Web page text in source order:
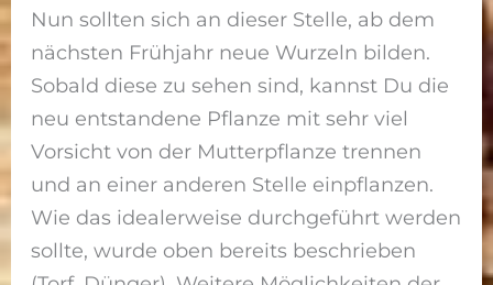
Nun sollten sich an dieser Stelle, ab dem
nächsten Frühjahr neue Wurzeln bilden.
Sobald diese zu sehen sind, kannst Du die
neu entstandene Pflanze mit sehr viel
Vorsicht von der Mutterpflanze trennen
und an einer anderen Stelle einpflanzen.
Wie das idealerweise durchgeführt werden
sollte, wurde oben bereits beschrieben